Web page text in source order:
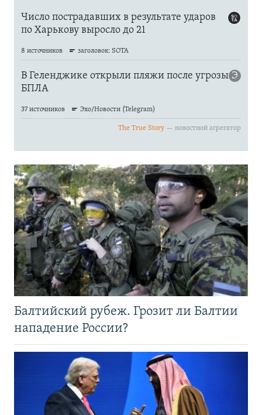
Балтийский рубеж. Грозит ли Балтии
нападение России?